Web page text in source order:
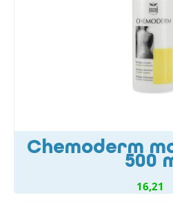
Chemoderm
500
16,21